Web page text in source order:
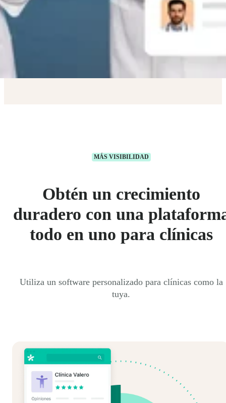
MÁS VISIBILIDAD
Obtén un crecimiento
duradero con una
todo en uno para clínicas
Utiliza un software personalizado para clínicas como la
tuya.